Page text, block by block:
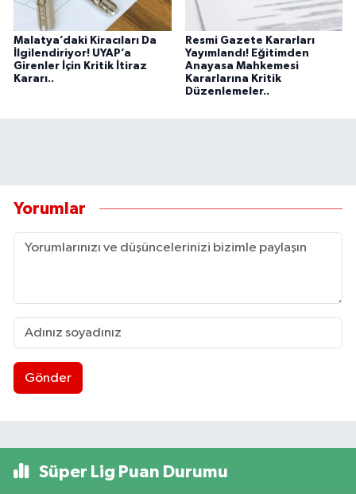
Malatya’daki Kiracıları Da
İlgilendiriyor! UYAP’a
Girenler İçin Kritik İtiraz
Kararı..
Resmi Gazete Kararları
Yayımlandı! Eğitimden
Anayasa Mahkemesi
Kararlarına Kritik
Düzenlemeler..
Yorumlar
Gönder
Süper Lig Puan Durumu